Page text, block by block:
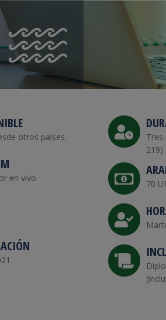
otros países.
en vivo
Tres
219)
70